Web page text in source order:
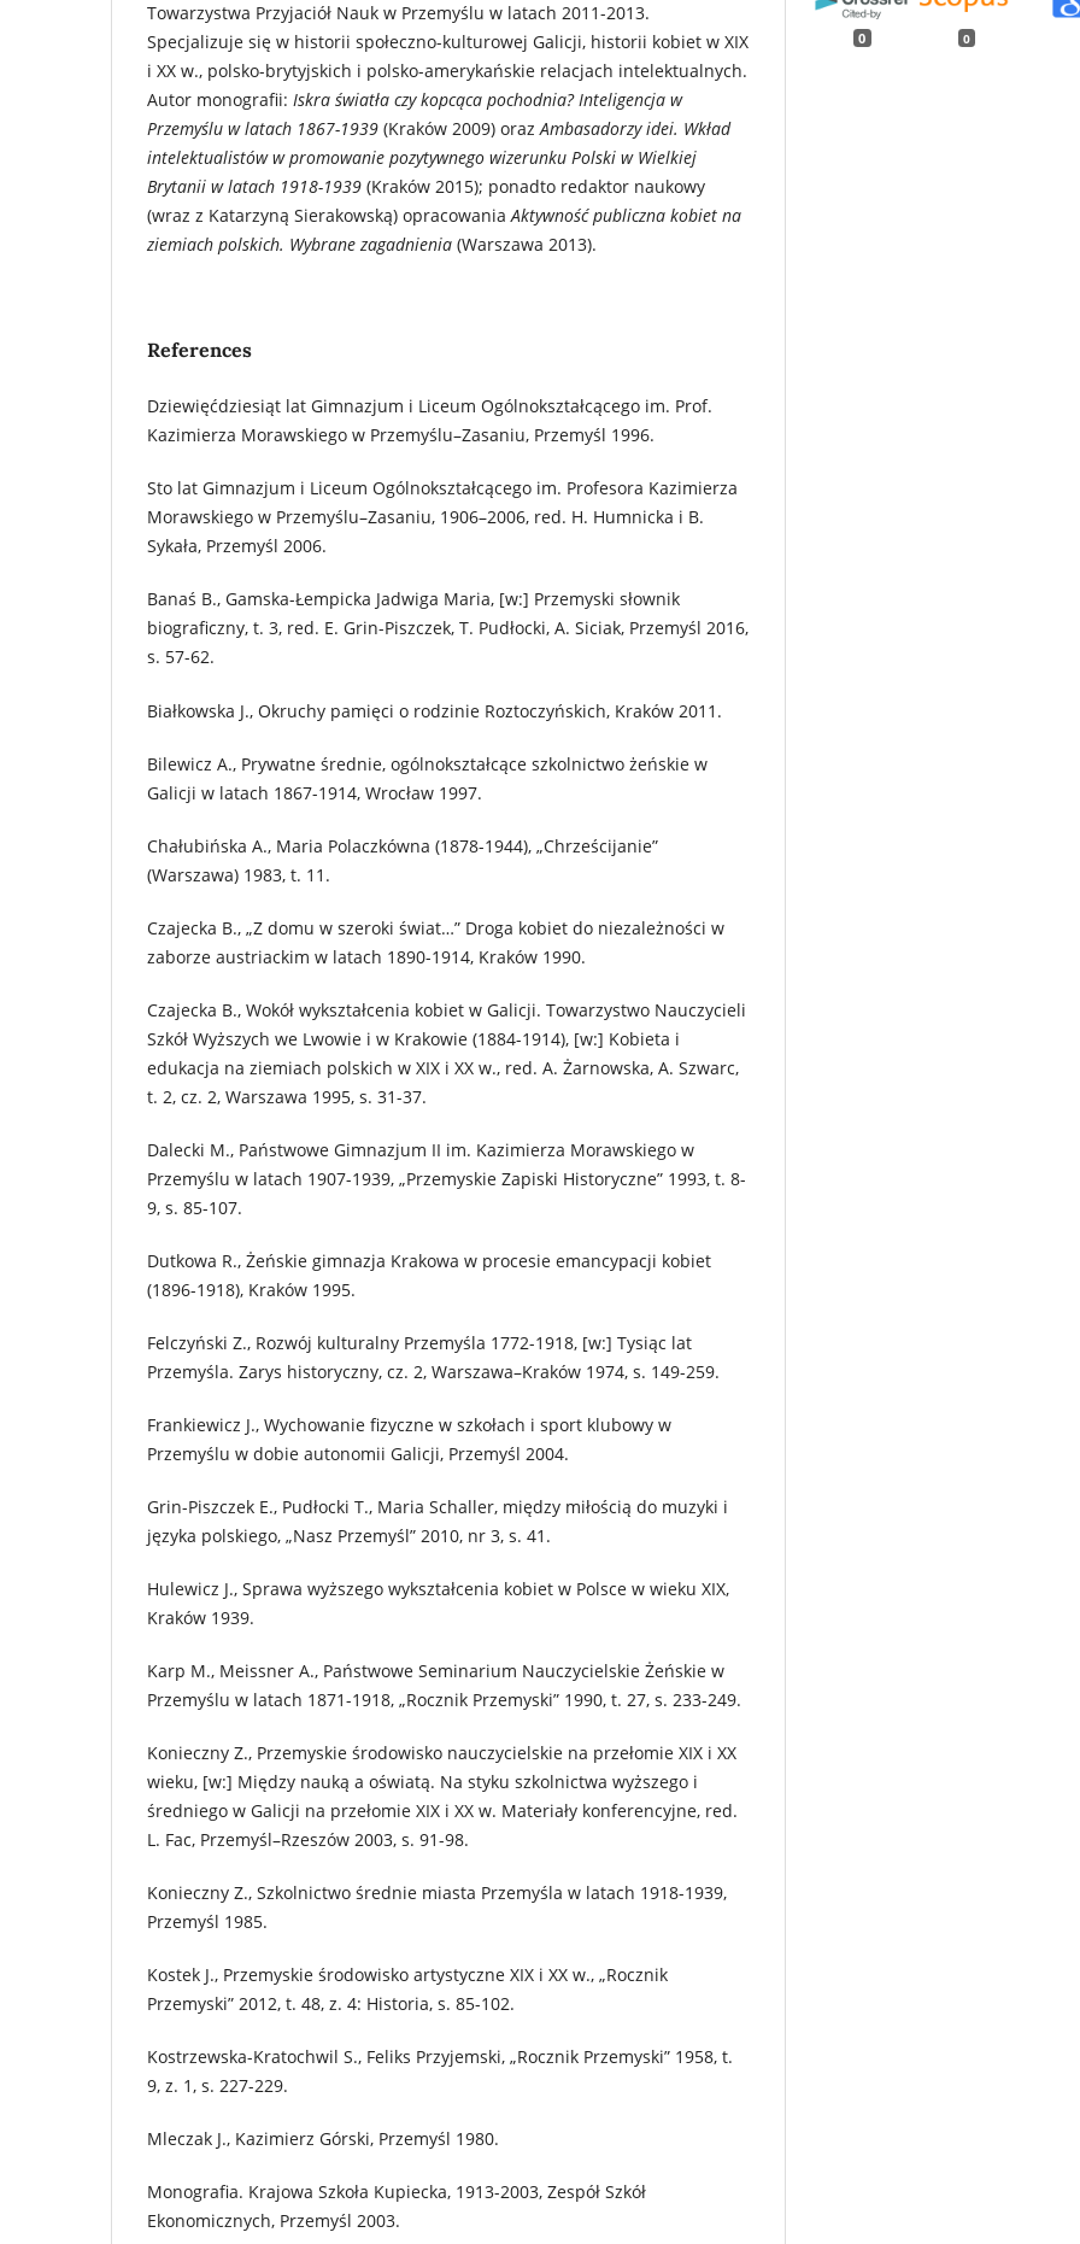
Towarzystwa Przyjaciół Nauk w Przemyślu w latach 2011-2013.
Specjalizuje się w historii społeczno-kulturowej Galicji, historii kobiet w XIX
i XX w., polsko-brytyjskich i polsko-amerykańskie relacjach intelektualnych.
Autor monografii: Iskra światła czy kopcąca pochodnia? Inteligencja w
Przemyślu w latach 1867-1939 (Kraków 2009) oraz Ambasadorzy idei. Wkład
intelektualistów w promowanie pozytywnego wizerunku Polski w Wielkiej
Brytanii w latach 1918-1939 (Kraków 2015); ponadto redaktor naukowy
(wraz z Katarzyną Sierakowską) opracowaniaAktywność publiczna kobiet na
ziemiach polskich. Wybrane zagadnienia (Warszawa 2013).
References
Dziewięćdziesiąt lat Gimnazjum i Liceum Ogólnokształcącego im. Prof.
Kazimierza Morawskiego w Przemyślu–Zasaniu, Przemyśl 1996.
Sto lat Gimnazjum i Liceum Ogólnokształcącego im. Profesora Kazimierza
Morawskiego w Przemyślu–Zasaniu, 1906–2006, red. H. Humnicka i B.
Sykała, Przemyśl 2006.
Banaś B., Gamska-Łempicka Jadwiga Maria, [w:] Przemyski słownik
biograficzny, t. 3, red. E. Grin-Piszczek, T. Pudłocki, A. Siciak, Przemyśl 2016,
s. 57-62.
Białkowska J., Okruchy pamięci o rodzinie Roztoczyńskich, Kraków 2011.
Bilewicz A., Prywatne średnie, ogólnokształcące szkolnictwo żeńskie w
Galicji w latach 1867-1914, Wrocław 1997.
Chałubińska A., Maria Polaczkówna (1878-1944), „Chrześcijanie”
(Warszawa) 1983, t. 11.
Czajecka B., „Z domu w szeroki świat…” Droga kobiet do niezależności w
zaborze austriackim w latach 1890-1914, Kraków 1990.
Czajecka B., Wokół wykształcenia kobiet w Galicji. Towarzystwo Nauczycieli
Szkół Wyższych we Lwowie i w Krakowie (1884-1914), [w:] Kobieta i
edukacja na ziemiach polskich w XIX i XX w., red. A. Żarnowska, A. Szwarc,
t. 2, cz. 2, Warszawa 1995, s. 31-37.
Dalecki M., Państwowe Gimnazjum II im. Kazimierza Morawskiego w
Przemyślu w latach 1907-1939, „Przemyskie Zapiski Historyczne” 1993, t. 8-
9, s. 85-107.
Dutkowa R., Żeńskie gimnazja Krakowa w procesie emancypacji kobiet
(1896-1918), Kraków 1995.
Felczyński Z., Rozwój kulturalny Przemyśla 1772-1918, [w:] Tysiąc lat
Przemyśla. Zarys historyczny, cz. 2, Warszawa–Kraków 1974, s. 149-259.
Frankiewicz J., Wychowanie fizyczne w szkołach i sport klubowy w
Przemyślu w dobie autonomii Galicji, Przemyśl 2004.
Grin-Piszczek E., Pudłocki T., Maria Schaller, między miłością do muzyki i
języka polskiego, „Nasz Przemyśl” 2010, nr 3, s. 41.
Hulewicz J., Sprawa wyższego wykształcenia kobiet w Polsce w wieku XIX,
Kraków 1939.
Karp M., Meissner A., Państwowe Seminarium Nauczycielskie Żeńskie w
Przemyślu w latach 1871-1918, „Rocznik Przemyski” 1990, t. 27, s. 233-249.
Konieczny Z., Przemyskie środowisko nauczycielskie na przełomie XIX i XX
wieku, [w:] Między nauką a oświatą. Na styku szkolnictwa wyższego i
średniego w Galicji na przełomie XIX i XX w. Materiały konferencyjne, red.
L. Fac, Przemyśl–Rzeszów 2003, s. 91-98.
Konieczny Z., Szkolnictwo średnie miasta Przemyśla w latach 1918-1939,
Przemyśl 1985.
Kostek J., Przemyskie środowisko artystyczne XIX i XX w., „Rocznik
Przemyski” 2012, t. 48, z. 4: Historia, s. 85-102.
Kostrzewska-Kratochwil S., Feliks Przyjemski, „Rocznik Przemyski” 1958, t.
9, z. 1, s. 227-229.
Mleczak J., Kazimierz Górski, Przemyśl 1980.
Monografia. Krajowa Szkoła Kupiecka, 1913-2003, Zespół Szkół
Ekonomicznych, Przemyśl 2003.
0 0